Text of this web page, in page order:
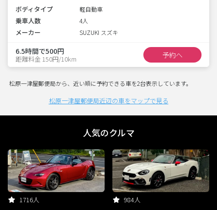
ボディタイプ 軽自動車
乗車人数 4人
メーカー SUZUKI スズキ
6.5時間で500円
距離料金 150円/10km 予約へ
松原一津屋郵便局から、近い順に予約できる車を2台表示しています。
松原一津屋郵便局近辺の車をマップで見る
人気のクルマ
1716人 984人